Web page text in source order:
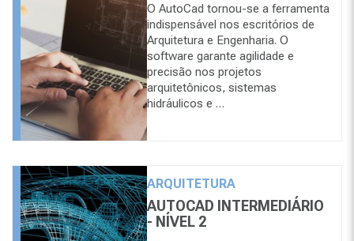
O AutoCad tornou-se a ferramenta
indispensável nos escritórios de
Arquitetura e Engenharia. O
software garante agilidade e
precisão nos projetos
arquitetônicos, sistemas
hidráulicos e …
ARQUITETURA
AUTOCAD INTERMEDIÁRIO
- NÍVEL 2